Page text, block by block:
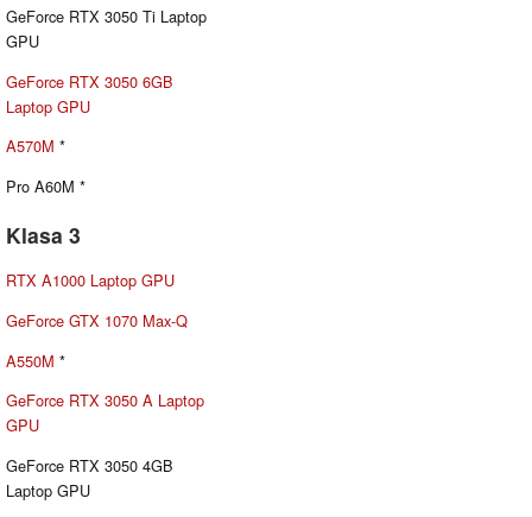
GeForce RTX 3050 Ti Laptop
GPU
GeForce RTX 3050 6GB
Laptop GPU
A570M *
Pro A60M *
Klasa 3
RTX A1000 Laptop GPU
GeForce GTX 1070 Max-Q
A550M *
GeForce RTX 3050 A Laptop
GPU
GeForce RTX 3050 4GB
Laptop GPU